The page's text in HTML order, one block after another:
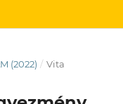
(2022) / Vita